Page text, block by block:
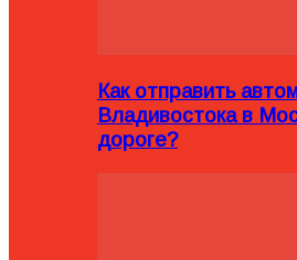
Как отправить
Владивостока в
дороге?